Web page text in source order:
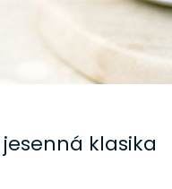
klasika